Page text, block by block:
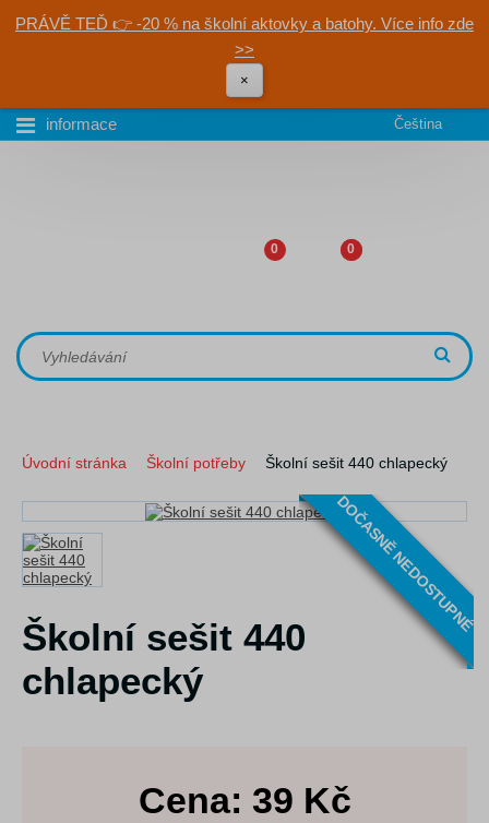
PRÁVĚ TEĎ 👉 -20 % na školní aktovky a batohy. Více info zde
>>
×
informace Čeština
0 0
Úvodní stránka Školní potřeby Školní sešit 440 chlapecký
DOČASNĚ NEDOSTUPNÉ
Školní sešit 440
chlapecký
Cena: 39 Kč